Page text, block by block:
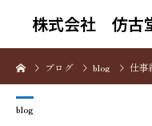
株式会社 仿古
ブログ blog 仕事
blog